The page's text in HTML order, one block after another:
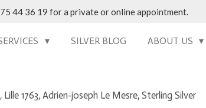
44 36 19 for a private or online appointment.
SILVER BLOG ABOUT US
1763, Adrien-joseph Le Mesre, Sterling Silver